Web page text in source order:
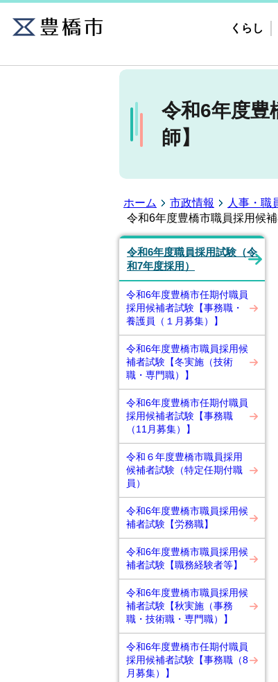
くらし
令和6年度豊
師】
ホーム 市政情報 人事・職
令和6年度豊橋市職員採用候
令和6年度職員採用試験（令
和7年度採用）
令和6年度豊橋市任期付職員
採用候補者試験【事務職・
養護員（１月募集）】
令和6年度豊橋市職員採用候
補者試験【冬実施（技術
職・専門職）】
令和6年度豊橋市任期付職員
採用候補者試験【事務職
（11月募集）】
令和６年度豊橋市職員採用
候補者試験（特定任期付職
員）
令和6年度豊橋市職員採用候
補者試験【労務職】
令和6年度豊橋市職員採用候
補者試験【職務経験者等】
令和6年度豊橋市職員採用候
補者試験【秋実施（事務
職・技術職・専門職）】
令和6年度豊橋市任期付職員
採用候補者試験【事務職（8
月募集）】